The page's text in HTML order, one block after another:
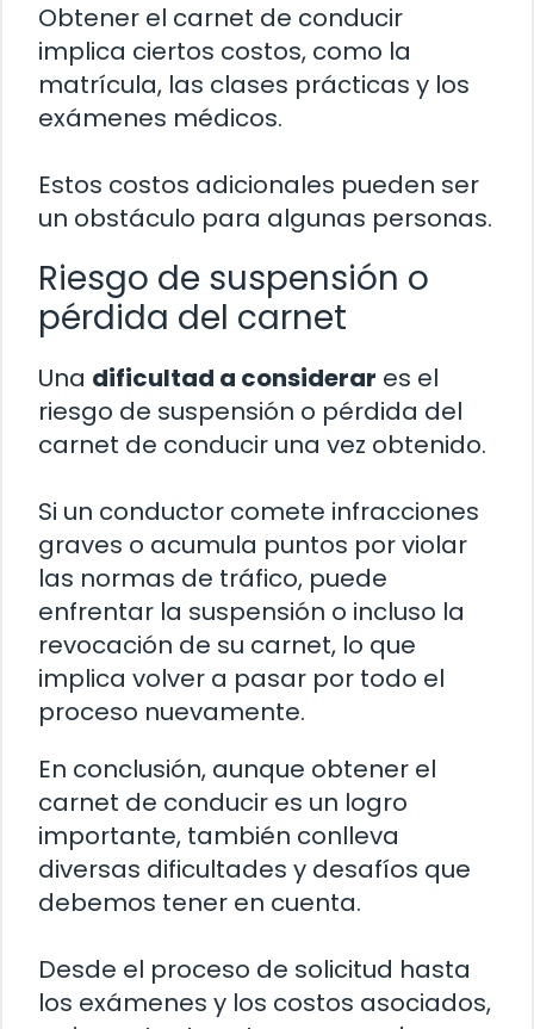
Obtener el carnet de conducir
implica ciertos costos, como la
matrícula, las clases prácticas y los
exámenes médicos.
Estos costos adicionales pueden ser
un obstáculo para algunas personas.
Riesgo de suspensión o
pérdida del carnet
Una dificultad a considerar es el
riesgo de suspensión o pérdida del
carnet de conducir una vez obtenido.
Si un conductor comete infracciones
graves o acumula puntos por violar
las normas de tráfico, puede
enfrentar la suspensión o incluso la
revocación de su carnet, lo que
implica volver a pasar por todo el
proceso nuevamente.
En conclusión, aunque obtener el
carnet de conducir es un logro
importante, también conlleva
diversas dificultades y desafíos que
debemos tener en cuenta.
Desde el proceso de solicitud hasta
los exámenes y los costos asociados,